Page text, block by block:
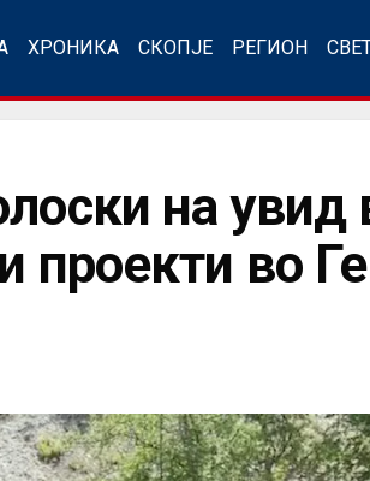
ХРОНИКА СКОПЈЕ РЕГИОН
на увид
проекти во